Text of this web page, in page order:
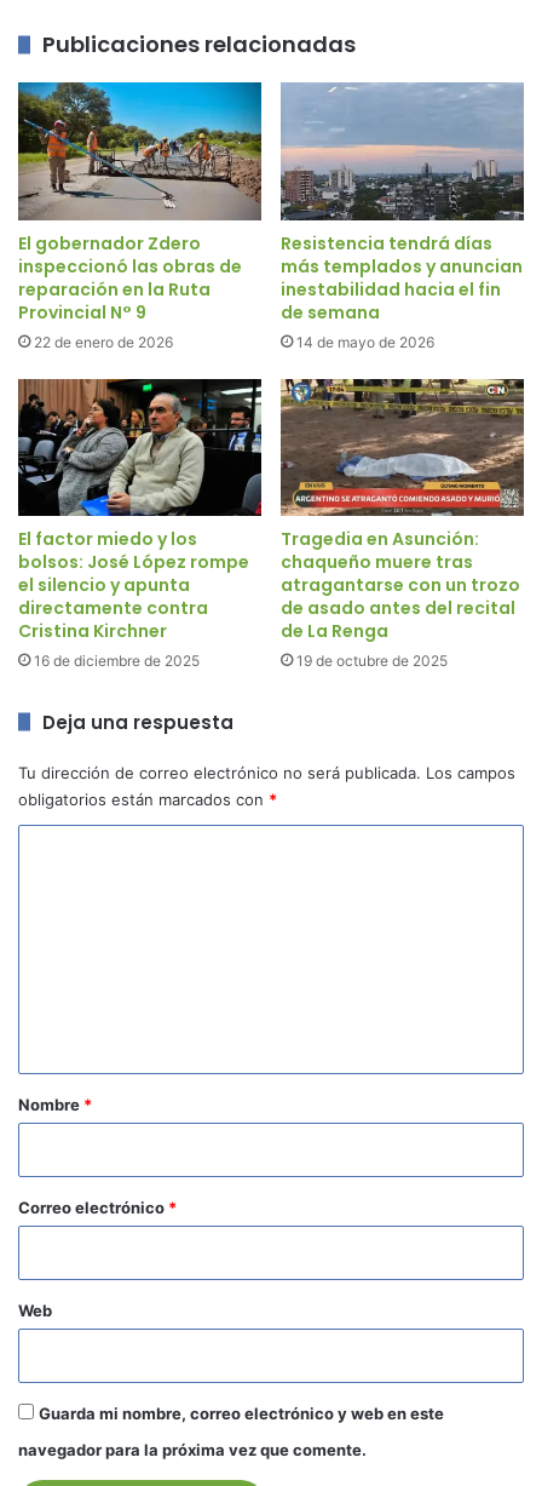
Publicaciones relacionadas
El gobernador Zdero
inspeccionó las obras de
reparación en la Ruta
Provincial N° 9
22 de enero de 2026
Resistencia tendrá días
más templados y anuncian
inestabilidad hacia el fin
de semana
14 de mayo de 2026
El factor miedo y los
bolsos: José López rompe
el silencio y apunta
directamente contra
Cristina Kirchner
16 de diciembre de 2025
Tragedia en Asunción:
chaqueño muere tras
atragantarse con un trozo
de asado antes del recital
de La Renga
19 de octubre de 2025
Deja una respuesta
Tu dirección de correo electrónico no será publicada. Los campos
obligatorios están marcados con *
r
*
Nombre *
Correo electrónico *
Web
Guarda mi nombre, correo electrónico y web en este
navegador para la próxima vez que comente.